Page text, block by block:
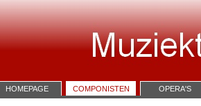
HOMEPAGE COMPONISTEN OPERA'S